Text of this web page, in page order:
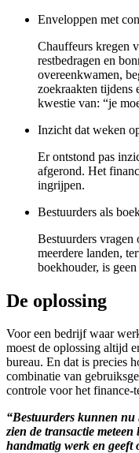
Enveloppen met
Chauffeurs kregen
restbedragen en
overeenkwamen,
zoekraakten tijdens
kwestie van: “je
Inzicht dat weken
Er ontstond pas
afgerond. Het
ingrijpen.
Bestuurders als
Bestuurders vragen
meerdere landen,
boekhouder, is
De oplossing
Voor een bedrijf waar
moest de oplossing altijd
bureau. En dat is precies
combinatie van
controle voor het finance-
“Bestuurders kunnen nu
zien de transactie
handmatig werk en geeft